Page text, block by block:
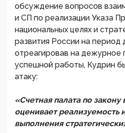
обсуждение вопросов
и СП по реализации Указа
национальных целях и
развития России на период
отреагировав на дежурное
успешной работы, Кудрин
атаку:
«Счетная палата по закону
оценивает реализуемость
выполнения